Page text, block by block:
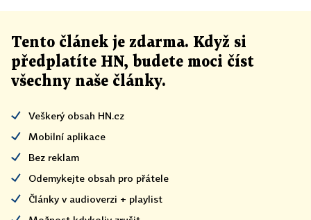
Tento článek je zdarma. Když si
předplatíte HN, budete moci číst
všechny naše články.
Veškerý obsah HN.cz
Mobilní aplikace
Bez reklam
Odemykejte obsah pro přátele
Články v audioverzi + playlist